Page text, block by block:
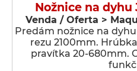
Nožnice na dyhu
Venda / Oferta >
Predám nožnice na dyhu
rezu 2100mm.
pravítka 20-680mm.